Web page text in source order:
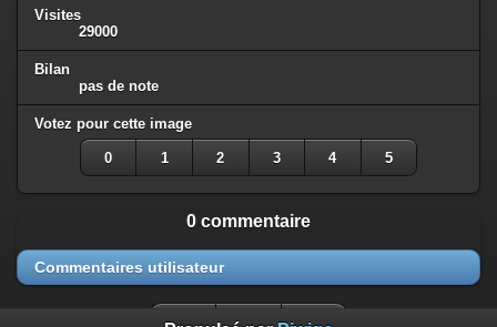
Visites
29000
Bilan
pas de note
Votez pour cette image
0 1 2 3 4 5
0 commentaire
Commentaires utilisateur